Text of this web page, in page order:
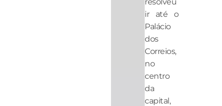
ir até o
Palácio
dos
Correios,
no
centro
da
capital,